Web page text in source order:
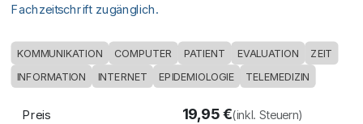
Fachzeitschrift zugänglich.
KOMMUNIKATION COMPUTER PATIENT EVALUATION ZEIT
INFORMATION INTERNET EPIDEMIOLOGIE TELEMEDIZIN
Preis 19,95€(inkl. Steuern)